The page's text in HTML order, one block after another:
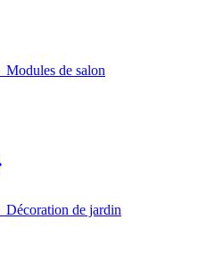
Modules de salon
Décoration de jardin